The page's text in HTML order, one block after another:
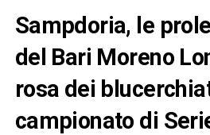
Sampdoria, le
del Bari Moreno
rosa dei
campionato di